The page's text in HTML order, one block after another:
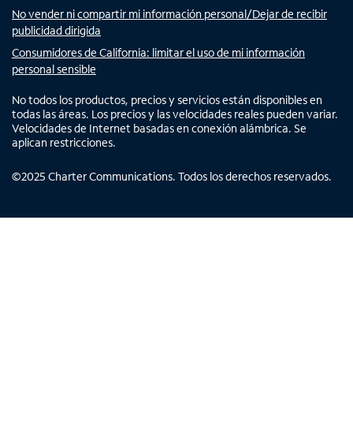
No vender ni compartir mi información personal/Dejar de recibir
publicidad dirigida
Consumidores de California: limitar el uso de mi información
personal sensible
No todos los productos, precios y servicios están disponibles en
todas las áreas. Los precios y las velocidades reales pueden variar.
Velocidades de Internet basadas en conexión alámbrica. Se
aplican restricciones.
©2025 Charter Communications. Todos los derechos reservados.